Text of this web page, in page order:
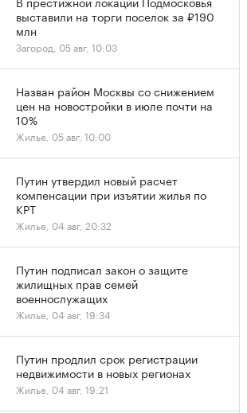
выставили на торги поселок за ₽190
млн
Загород, 05 авг, 10:03
Назван район Москвы со снижением
цен на новостройки в июле почти на
10%
Жилье, 05 авг, 10:00
Путин утвердил новый расчет
компенсации при изъятии жилья по
КРТ
Жилье, 04 авг, 20:32
Путин подписал закон о защите
жилищных прав семей
военнослужащих
Жилье, 04 авг, 19:34
Путин продлил срок регистрации
недвижимости в новых регионах
Жилье, 04 авг, 19:21